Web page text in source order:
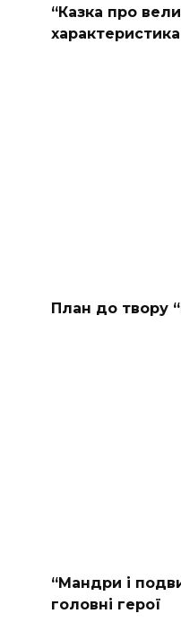
“Казка про
План до твору
“Мандри і
головні герої